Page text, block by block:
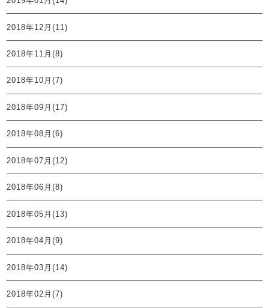
2018年12月(11)
2018年11月(8)
2018年10月(7)
2018年09月(17)
2018年08月(6)
2018年07月(12)
2018年06月(8)
2018年05月(13)
2018年04月(9)
2018年03月(14)
2018年02月(7)